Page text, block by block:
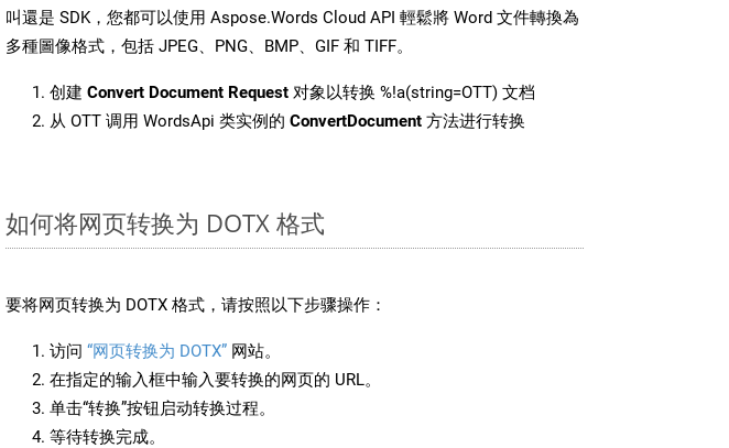
叫還是 SDK，您都可以使用 Aspose.Words Cloud API 輕鬆將 Word 文件轉換為
多種圖像格式，包括 JPEG、PNG、BMP、GIF 和 TIFF。
创建 Convert Document Request 对象以转换 %!a(string=OTT) 文档
从 OTT 调用 WordsApi 类实例的 ConvertDocument 方法进行转换
如何将网页转换为 DOTX 格式
要将网页转换为 DOTX 格式，请按照以下步骤操作：
访问 “网页转换为 DOTX” 网站。
在指定的输入框中输入要转换的网页的 URL。
单击“转换”按钮启动转换过程。
等待转换完成。